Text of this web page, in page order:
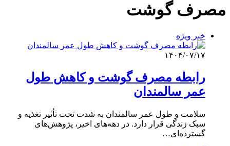
مصرف گوشت
خبر ویژه
۱۴۰۴/۰۷/۱۷
رابطه مصرف گوشت و کاهش طول
عمر سالمندان
سلامت و طول عمر سالمندان به شدت تحت تأثیر تغذیه و
سبک زندگی قرار دارد. در دهه‌های اخیر، پژوهش‌های
گسترده‌ای…